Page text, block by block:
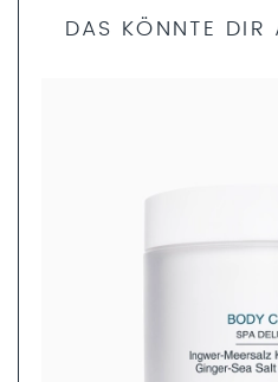
Bist du dir unsicher, welche
DAS KÖNNTE DIR